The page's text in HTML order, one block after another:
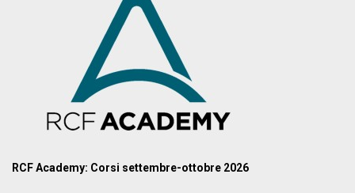
RCF Academy: Corsi settembre-ottobre 2026